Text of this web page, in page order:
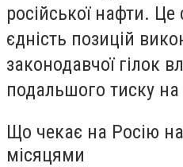
російської нафти. Це
єдність позицій
законодавчої гілок
подальшого тиску
Що чекає на Росію
місяцями